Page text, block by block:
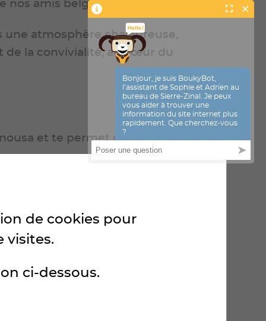
nos amis belges.
atmosphère chaleureuse,
de la convivialité, au cœur du
et te permet d’accéder
segment chronométré de 100
et assister à l’un des moments
de cookies pour
visites.
ci-dessous.